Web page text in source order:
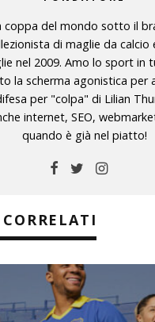
coppa del mondo sotto il
di maglie da
nel 2009. Amo lo sport in
la scherma agonistica per
per "colpa" di Lilian
internet, SEO,
quando è già nel piatto!